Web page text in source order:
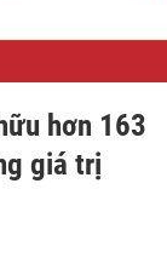
hơn 163
giá trị